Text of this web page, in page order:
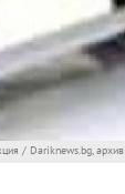
/ Dariknews.bg, архив